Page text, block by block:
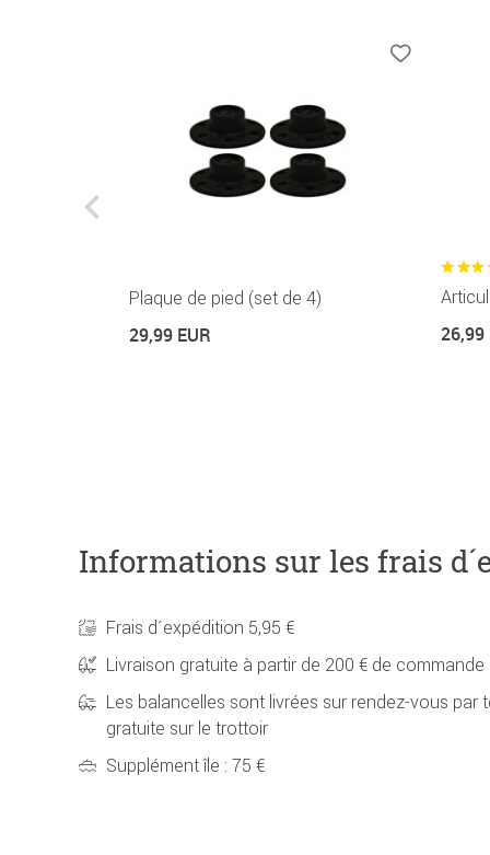
Plaque de pied (set de 4)
29,99 EUR 26,99
Informations sur les frais
Frais d´expédition 5,95 €
Livraison gratuite à partir de 200 € de commande
Les balancelles sont livrées sur rendez-vous par
gratuite sur le trottoir
Supplément île : 75 €